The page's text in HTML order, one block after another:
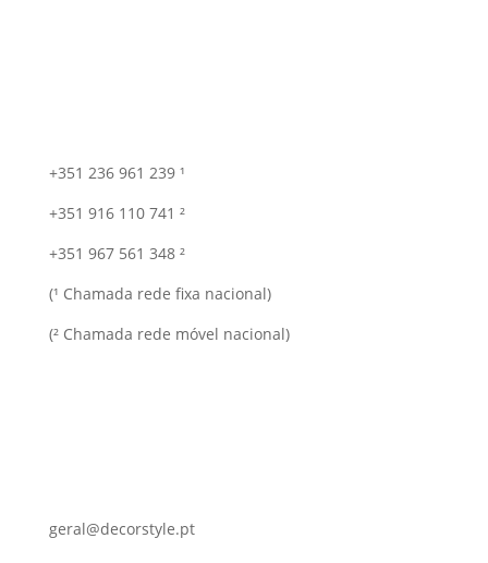
+351 236 961 239 ¹
+351 916 110 741 ²
+351 967 561 348 ²
(¹ Chamada rede fixa nacional)
(² Chamada rede móvel nacional)
geral@decorstyle.pt